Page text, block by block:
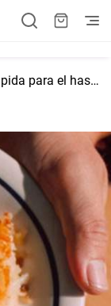
La receta más rápida para el hash brown